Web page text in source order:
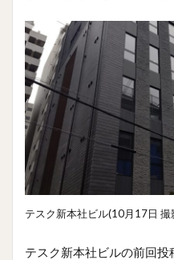
テスク新本社ビル(10月17日 撮
テスク新本社ビルの前回投